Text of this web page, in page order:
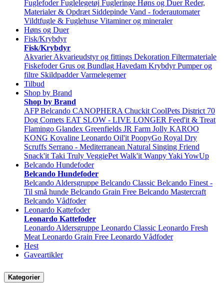
Fuglefoder Fuglelegetøj Fugleringe Høns og Duer Reder,
Materialer & Opdræt Siddepinde Vand - foderautomater
Vildtfugle & Fuglehuse Vitaminer og mineraler
Høns og Duer
Fisk/Krybdyr
Fisk/Krybdyr
Akvarier Akvarieudstyr og fittings Dekoration Filtermateriale
Fiskefoder Grus og Bundlag Havedam Krybdyr Pumper og
filtre Skildpadder Varmelegemer
Tilbud
Shop by Brand
Shop by Brand
AFP Belcando CANOPHERA Chuckit CoolPets District 70
Dog Comets EAT SLOW - LIVE LONGER Feed'it & Treat
Flamingo Glandex Greenfields JR Farm Jolly KAROO
KONG Kovaline Leonardo Oil'it PoopyGo Royal Dry
Scruffs Serrano - Mediterranean Natural Singing Friend
Snack'it Taki Truly VeggiePet Walk'it WanpyYaki YowUp
Belcando Hundefoder
Belcando Hundefoder
Belcando Aldersgruppe Belcando Classic Belcando Finest -
Til små hunde Belcando Grain Free Belcando Mastercraft
Belcando Vådfoder
Leonardo Kattefoder
Leonardo Kattefoder
Leonardo Aldersgruppe Leonardo Classic Leonardo Fresh
Meat Leonardo Grain Free Leonardo Vådfoder
Hest
Gaveartikler
Kategorier